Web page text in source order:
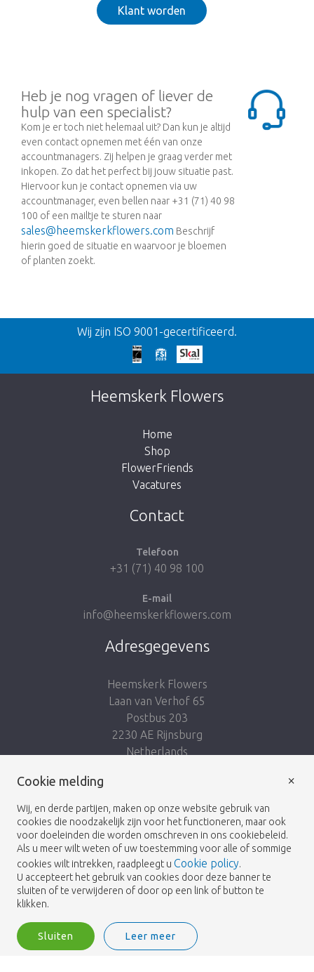
Klant worden
Heb je nog vragen of liever de
hulp van een specialist?
Kom je er toch niet helemaal uit? Dan kun je altijd
even contact opnemen met één van onze
accountmanagers. Zij helpen je graag verder met
inkopen. Zo dat het perfect bij jouw situatie past.
Hiervoor kun je contact opnemen via uw
accountmanager, even bellen naar +31 (71) 40 98
100 of een mailtje te sturen naar
sales@heemskerkflowers.com Beschrijf
hierin goed de situatie en waarvoor je bloemen
of planten zoekt.
Terug
Te laat!
Dit artikel is helaas uitverkocht. Klik op de
knop hieronder om terug te gaan naar de
Breng me naar de shop
Wij zijn ISO 9001-gecertificeerd.
Heemskerk Flowers
Home
Shop
FlowerFriends
Vacatures
Contact
Telefoon
+31 (71) 40 98 100
E-mail
info@heemskerkflowers.com
Adresgegevens
Heemskerk Flowers
Laan van Verhof 65
Postbus 203
2230 AE Rijnsburg
Netherlands
© 2026 -Heemskerk Flowers Algemene voorwaarden
Heemskerk Flowers is a trading name of BGH A.Heemskerk AZN b.v.
Cookie melding
Wij, en derde partijen, maken op onze website gebruik van
cookies die noodzakelijk zijn voor het functioneren, maar ook
voor doeleinden die worden omschreven in ons cookiebeleid.
Als u meer wilt weten of uw toestemming voor alle of sommige
cookies wilt intrekken, raadpleegt u Cookie policy.
U accepteert het gebruik van cookies door deze banner te
sluiten of te verwijderen of door op een link of button te
klikken.
Sluiten Leer meer
×